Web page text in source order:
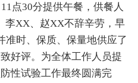
点30分提供午餐，供餐人
李XX、赵XX不辞辛劳，早
准时、保质、保量地供应了
好评。为全体工作人员提
性试验工作最终圆满完